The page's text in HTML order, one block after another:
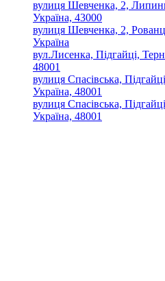
вулиця Шевченка, 2,
Україна, 43000
вулиця Шевченка, 2,
Україна
вул.Лисенка, Підгайці,
48001
вулиця Спасівська,
Україна, 48001
вулиця Спасівська,
Україна, 48001